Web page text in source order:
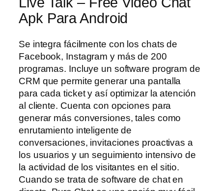
Apk Para Android
Se integra fácilmente con los chats de
Facebook, Instagram y más de 200
programas. Incluye un software program de
CRM que permite generar una pantalla
para cada ticket y así optimizar la atención
al cliente. Cuenta con opciones para
generar más conversiones, tales como
enrutamiento inteligente de
conversaciones, invitaciones proactivas a
los usuarios y un seguimiento intensivo de
la actividad de los visitantes en el sitio.
Cuando se trata de software de chat en